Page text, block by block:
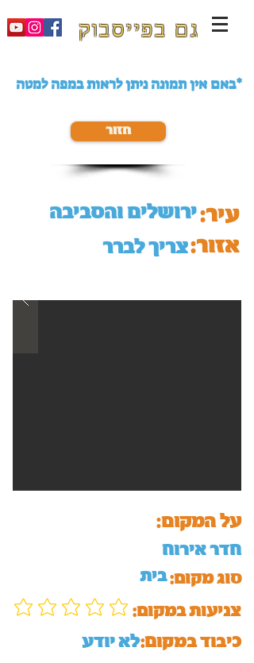
גם בפייסבוק
באם אין תמונה ניתן לראות במפה למטה*
חזור
ירושלים והסביבה
צריך לברר
עיר:
אזור:
על המקום:
חדר אירוח
סוג מקום:בית
:צניעות במקום
לא יודעכיבוד במקום: